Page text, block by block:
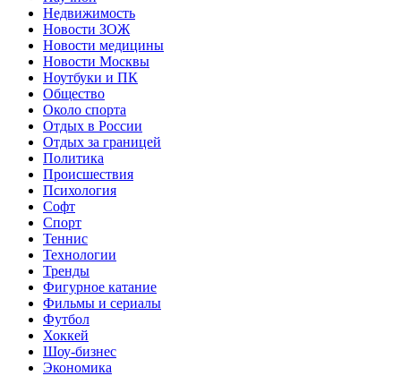
Недвижимость
Новости ЗОЖ
Новости медицины
Новости Москвы
Ноутбуки и ПК
Общество
Около спорта
Отдых в России
Отдых за границей
Политика
Происшествия
Психология
Софт
Спорт
Теннис
Технологии
Тренды
Фигурное катание
Фильмы и сериалы
Футбол
Хоккей
Шоу-бизнес
Экономика